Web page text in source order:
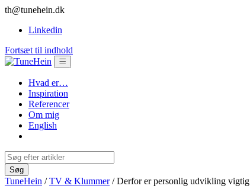
th@tunehein.dk
Linkedin
Fortsæt til indhold
Hvad er…
Inspiration
Referencer
Om mig
English
TuneHein /TV & Klummer/Derfor er personlig udvikling vigtig